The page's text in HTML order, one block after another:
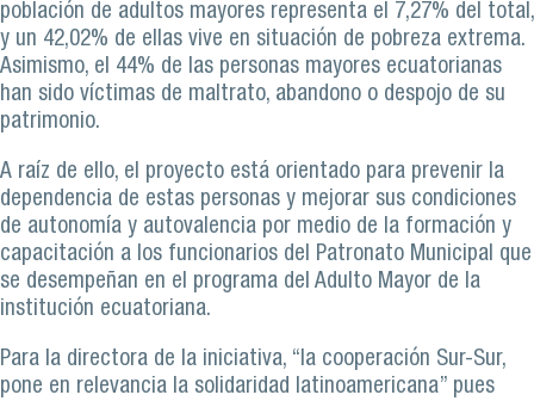
población de adultos mayores representa el 7,27% del total,
y un 42,02% de ellas vive en situación de pobreza extrema.
Asimismo, el 44% de las personas mayores ecuatorianas
han sido víctimas de maltrato, abandono o despojo de su
patrimonio.
A raíz de ello, el proyecto está orientado para prevenir la
dependencia de estas personas y mejorar sus condiciones
de autonomía y autovalencia por medio de la formación y
capacitación a los funcionarios del Patronato Municipal que
se desempeñan en el programa del Adulto Mayor de la
institución ecuatoriana.
Para la directora de la iniciativa, “la cooperación Sur-Sur,
pone en relevancia la solidaridad latinoamericana” pues